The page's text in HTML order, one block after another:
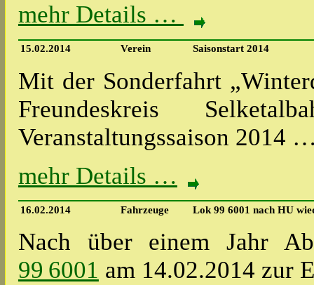
mehr Details …
15.02.2014 Verein Saisonstart 2014
Mit der Sonderfahrt
Freundeskreis
Veranstaltungssaison 2014
mehr Details …
16.02.2014 Fahrzeuge Lok 99 6001 nach HU
Nach über einem Jahr
99 6001 am 14.02.2014 zur